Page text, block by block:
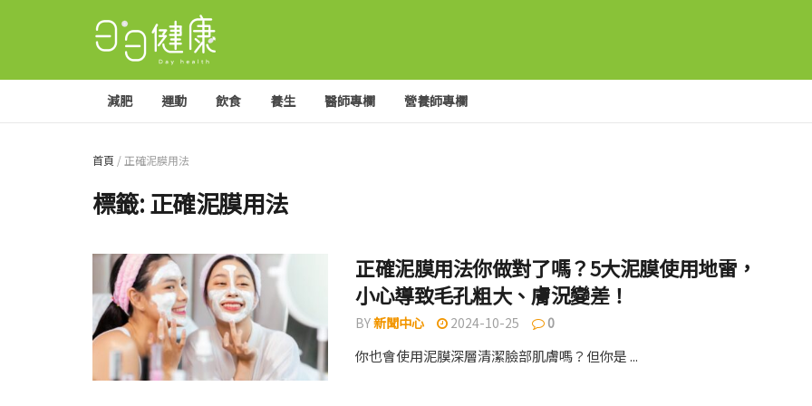
減肥 運動 飲食 養生 醫師專欄 營養師專欄
首頁 / 正確泥膜用法
標籤:正確泥膜用法
正確泥膜用法你做對了嗎？5大泥膜使用地雷，
小心導致毛孔粗大、膚況變差！
BY新聞中心 2024-10-25 0
你也會使用泥膜深層清潔臉部肌膚嗎？但你是 ...